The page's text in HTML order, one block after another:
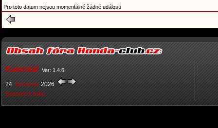
Pro toto datum nejsou momentálně žádné události
Kalendář Ver: 1.4.6
24 červenec 2026
Seznam k tisku